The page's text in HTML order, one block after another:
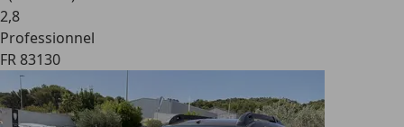
2,8
Professionnel
FR 83130